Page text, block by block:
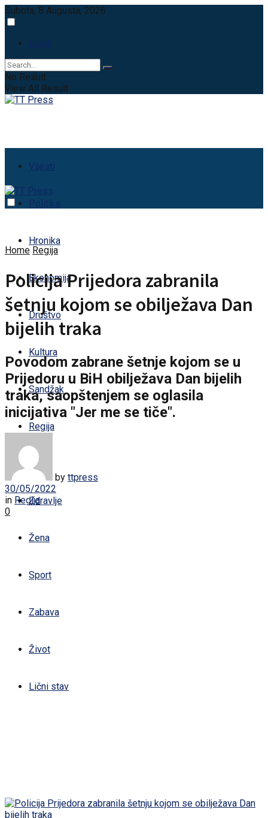
Subota, 8 Augusta, 2026
Login
No Result
View All Result
Vijesti
Politika
Hronika
Ekonomija
Društvo
Kultura
Sandžak
Regija
Svijet
Zdravlje
Žena
Sport
Zabava
Život
Lični stav
Home Regija
Policija Prijedora zabranila
šetnju kojom se obilježava Dan
bijelih traka
Povodom zabrane šetnje kojom se u
Prijedoru u BiH obilježava Dan bijelih
traka, saopštenjem se oglasila
inicijativa "Jer me se tiče".
by ttpress
30/05/2022
in Regija
0